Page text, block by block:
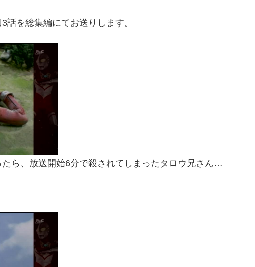
話を総集編にてお送りします。
ら、放送開始6分で殺されてしまったタロウ兄さん…